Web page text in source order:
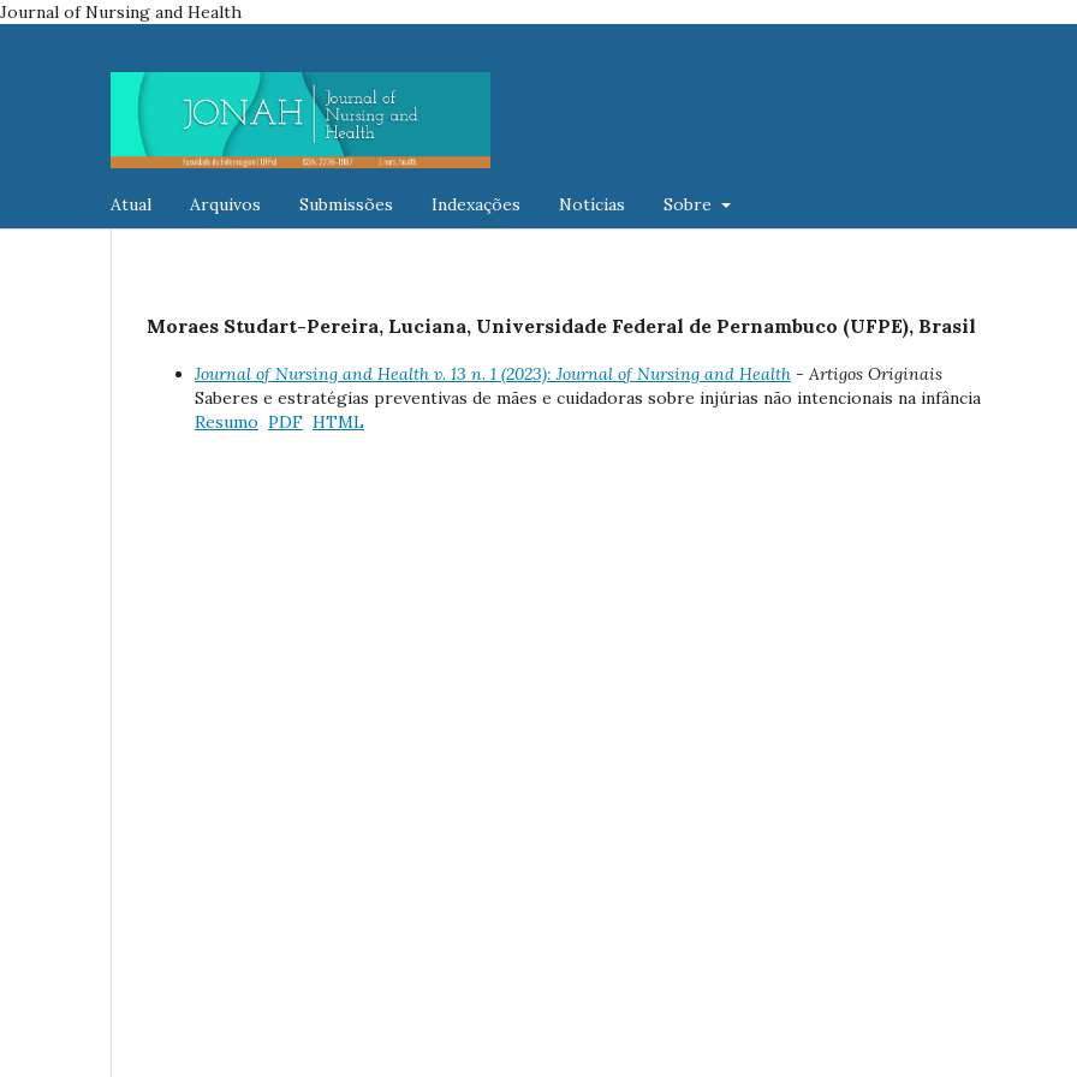
Journal of Nursing and Health
Atual Arquivos Submissões Indexações Notícias Sobre
Moraes Studart-Pereira, Luciana, Universidade Federal de Pernambuco (UFPE), Brasil
Journal of Nursing and Health v. 13 n. 1 (2023): Journal of Nursing and Health - Artigos Originais
Saberes e estratégias preventivas de mães e cuidadoras sobre injúrias não intencionais na infância
Resumo PDF HTML